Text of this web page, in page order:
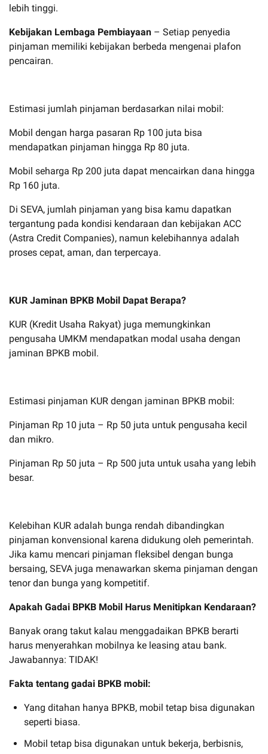
lebih tinggi.
Kebijakan Lembaga Pembiayaan – Setiap penyedia
pinjaman memiliki kebijakan berbeda mengenai plafon
pencairan.
Estimasi jumlah pinjaman berdasarkan nilai mobil:
Mobil dengan harga pasaran Rp 100 juta bisa
mendapatkan pinjaman hingga Rp 80 juta.
Mobil seharga Rp 200 juta dapat mencairkan dana hingga
Rp 160 juta.
Di SEVA, jumlah pinjaman yang bisa kamu dapatkan
tergantung pada kondisi kendaraan dan kebijakan ACC
(Astra Credit Companies), namun kelebihannya adalah
proses cepat, aman, dan terpercaya.
KUR Jaminan BPKB Mobil Dapat Berapa?
KUR (Kredit Usaha Rakyat) juga memungkinkan
pengusaha UMKM mendapatkan modal usaha dengan
jaminan BPKB mobil.
Estimasi pinjaman KUR dengan jaminan BPKB mobil:
Pinjaman Rp 10 juta – Rp 50 juta untuk pengusaha kecil
dan mikro.
Pinjaman Rp 50 juta – Rp 500 juta untuk usaha yang lebih
besar.
Kelebihan KUR adalah bunga rendah dibandingkan
pinjaman konvensional karena didukung oleh pemerintah.
Jika kamu mencari pinjaman fleksibel dengan bunga
bersaing, SEVA juga menawarkan skema pinjaman dengan
tenor dan bunga yang kompetitif.
Apakah Gadai BPKB Mobil Harus Menitipkan Kendaraan?
Banyak orang takut kalau menggadaikan BPKB berarti
harus menyerahkan mobilnya ke leasing atau bank.
Jawabannya: TIDAK!
Fakta tentang gadai BPKB mobil:
Yang ditahan hanya BPKB, mobil tetap bisa digunakan
seperti biasa.
Mobil tetap bisa digunakan untuk bekerja, berbisnis,